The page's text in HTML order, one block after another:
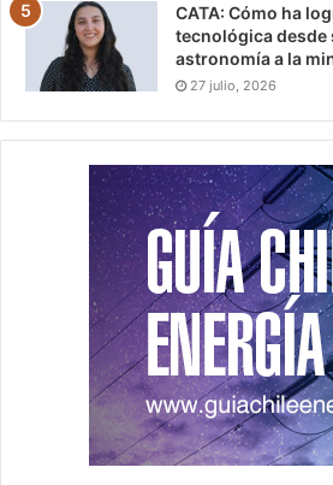
CATA: Cómo ha
tecnológica desde
astronomía a la
27 julio, 2026